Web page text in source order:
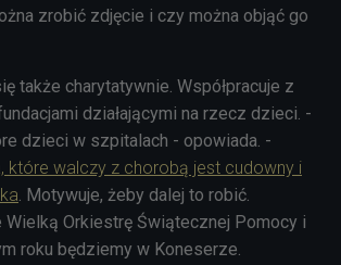
zrobić zdjęcie i czy można objąć go
także charytatywnie. Współpracuje z
działającymi na rzecz dzieci. -
dzieci w szpitalach - opowiada. -
które walczy z chorobą jest cudowny i
. Motywuje, żeby dalej to robić.
Wielką Orkiestrę Świątecznej Pomocy i
roku będziemy w Koneserze.